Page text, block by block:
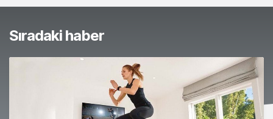
Sıradaki haber